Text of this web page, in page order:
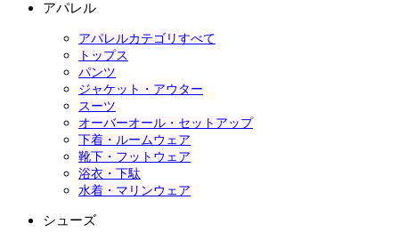
アパレル
アパレルカテゴリすべて
トップス
パンツ
ジャケット・アウター
スーツ
オーバーオール・セットアップ
下着・ルームウェア
靴下・フットウェア
浴衣・下駄
水着・マリンウェア
シューズ